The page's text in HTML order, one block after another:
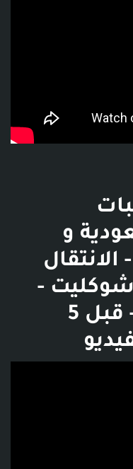
و
- الانتقال
شوكليت -
231 ألف مشاهدة - قبل 5